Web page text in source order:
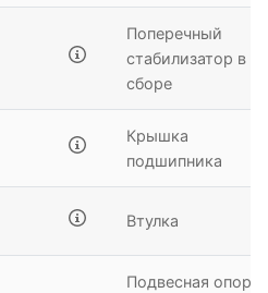
Поперечный
стабилизатор в
сборе
Крышка
подшипника
Втулка
Подвесная опора